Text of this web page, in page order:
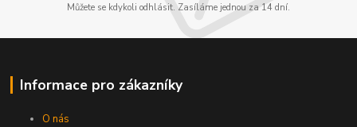
Můžete se kdykoli odhlásit. Zasíláme jednou za 14 dní.
Informace pro zákazníky
O nás